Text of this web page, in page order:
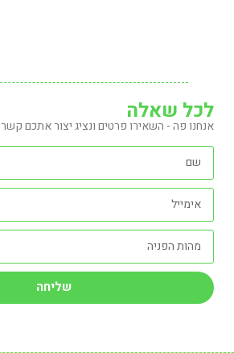
לכל שאלה
אנחנו פה - השאירו פרטים ונציג יצור אתכם קשר
שליחה